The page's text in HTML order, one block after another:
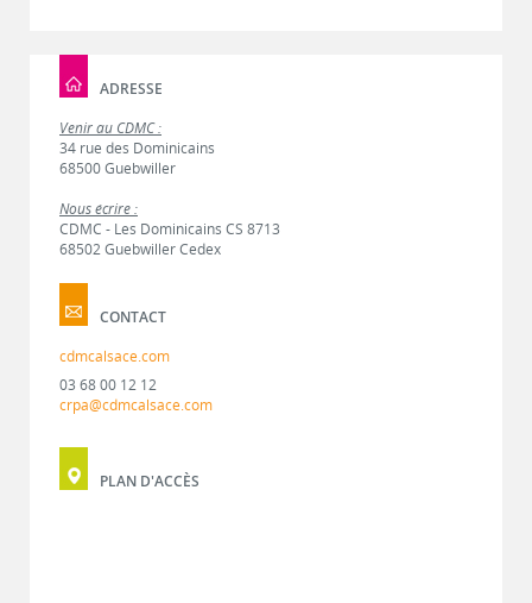
ADRESSE
Venir au CDMC :
34 rue des Dominicains
68500 Guebwiller
Nous écrire :
CDMC - Les Dominicains CS 8713
68502 Guebwiller Cedex
CONTACT
cdmcalsace.com
03 68 00 12 12
crpa@cdmcalsace.com
PLAN D'ACCÈS